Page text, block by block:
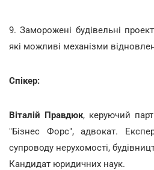
9. Заморожені будівельні
які можливі механізми
Спікер:
Віталій Правдюк, керуючий
"Бізнес Форс", адвокат.
супроводу нерухомості,
Кандидат юридичних наук.